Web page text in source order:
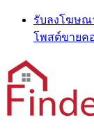
Skip
content
รับลงโฆษณ
โพสต์ขายค